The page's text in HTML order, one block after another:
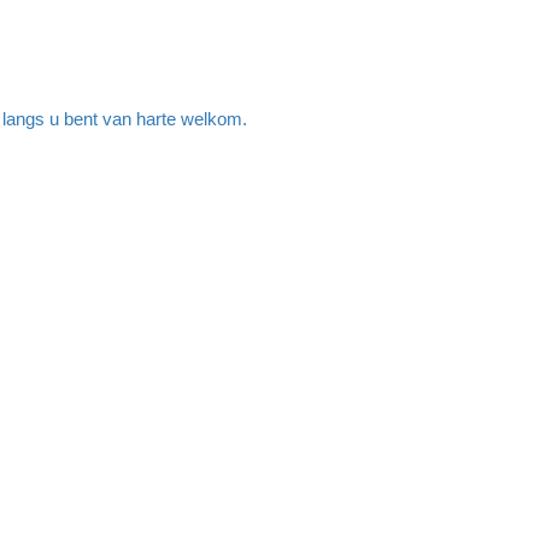
u bent van harte welkom.